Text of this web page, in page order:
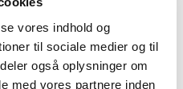
vores indhold og
til sociale medier og til
også oplysninger om
med vores partnere inden
teknisk problem
siden…
vores telefoner